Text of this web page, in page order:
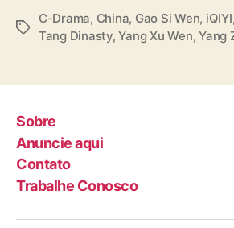
T
C-Drama, China, Gao Si Wen, iQIYI,
Tang Dinasty,Yang Xu Wen,Yang
Sobre
Anuncie aqui
Contato
Trabalhe Conosco